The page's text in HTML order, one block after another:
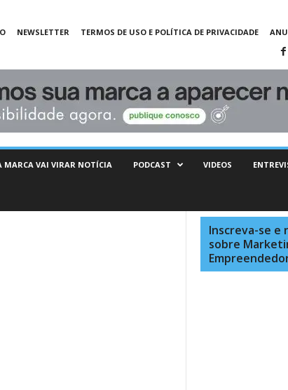
NEWSLETTER TERMOS DE USO E POLÍTICA DE PRIVACIDADE
MARCA VAI VIRAR NOTÍCIA PODCAST VIDEOS
Inscreva-se e
sobre